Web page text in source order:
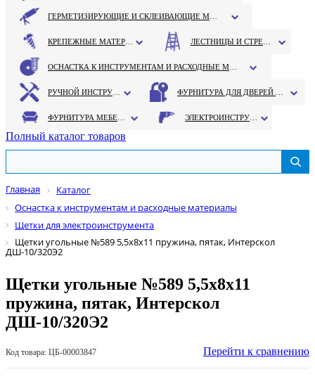
Полный каталог товаров
Главная
Каталог
Оснастка к инструментам и расходные материалы
Щетки для электроинструмента
Щетки угольные №589 5,5х8х11 пружина, пятак, Интерскол
ДШ-10/320Э2
Щетки угольные №589 5,5х8х11
пружина, пятак, Интерскол
ДШ-10/320Э2
Код товара: ЦБ-00003847 Перейти к сравнению